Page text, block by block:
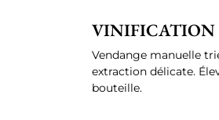
VINIFICATION
Vendange manuelle
extraction délicate.
bouteille.